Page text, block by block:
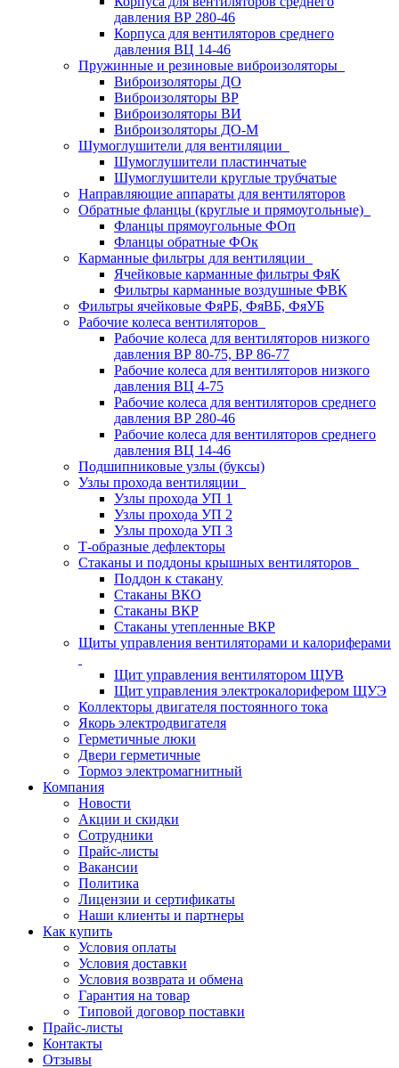
давления ВР 280-46
Корпуса для вентиляторов среднего
давления ВЦ 14-46
Пружинные и резиновые виброизоляторы
Виброизоляторы ДО
Виброизоляторы ВР
Виброизоляторы ВИ
Виброизоляторы ДО-М
Шумоглушители для вентиляции
Шумоглушители пластинчатые
Шумоглушители круглые трубчатые
Направляющие аппараты для вентиляторов
Обратные фланцы (круглые и прямоугольные)
Фланцы прямоугольные ФОп
Фланцы обратные ФОк
Карманные фильтры для вентиляции
Ячейковые карманные фильтры ФяК
Фильтры карманные воздушные ФВК
Фильтры ячейковые ФяРБ, ФяВБ, ФяУБ
Рабочие колеса вентиляторов
Рабочие колеса для вентиляторов низкого
давления ВР 80-75, ВР 86-77
Рабочие колеса для вентиляторов низкого
давления ВЦ 4-75
Рабочие колеса для вентиляторов среднего
давления ВР 280-46
Рабочие колеса для вентиляторов среднего
давления ВЦ 14-46
Подшипниковые узлы (буксы)
Узлы прохода вентиляции
Узлы прохода УП 1
Узлы прохода УП 2
Узлы прохода УП 3
Т-образные дефлекторы
Стаканы и поддоны крышных вентиляторов
Поддон к стакану
Стаканы ВКО
Стаканы ВКР
Стаканы утепленные ВКР
Щиты управления вентиляторами и калориферами
Щит управления вентилятором ЩУВ
Щит управления электрокалорифером ЩУЭ
Коллекторы двигателя постоянного тока
Якорь электродвигателя
Герметичные люки
Двери герметичные
Тормоз электромагнитный
Компания
Новости
Акции и скидки
Сотрудники
Прайс-листы
Вакансии
Политика
Лицензии и сертификаты
Наши клиенты и партнеры
Как купить
Условия оплаты
Условия доставки
Условия возврата и обмена
Гарантия на товар
Типовой договор поставки
Прайс-листы
Контакты
Отзывы